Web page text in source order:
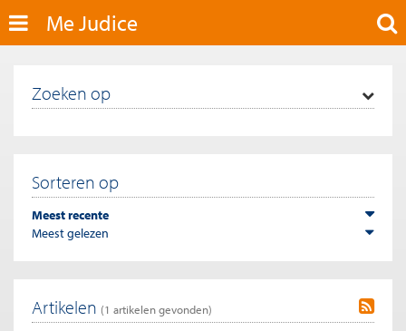
Me Judice
Zoeken op
Sorteren op
Meest recente
Meest gelezen
Artikelen (1 artikelen gevonden)